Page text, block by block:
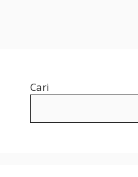
Cari